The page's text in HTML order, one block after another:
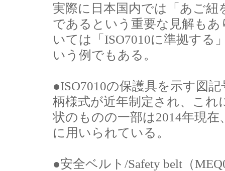
実際に日本国内では「あご
であるという重要な見解も
いては「ISO7010に準拠する
いう例でもある。
●ISO7010の保護具を示す図
柄様式が近年制定され、こ
状のものの一部は2014年現
に用いられている。
●安全ベルト/Safety belt（